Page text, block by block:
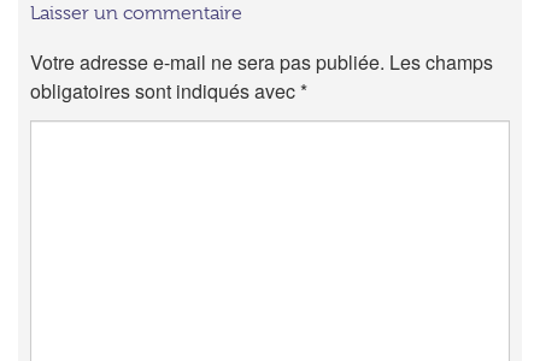
Laisser un commentaire
Votre adresse e-mail ne sera pas publiée. Les champs
obligatoires sont indiqués avec*